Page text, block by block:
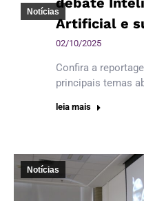
Notícias
Artificial e
02/10/2025
Confira a
principais temas
leia mais
Notícias